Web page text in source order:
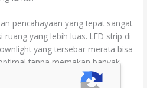
pencahayaan yang tepat sangat
yang lebih luas. LED strip di
yang tersebar merata bisa
tanpa memakan banyak